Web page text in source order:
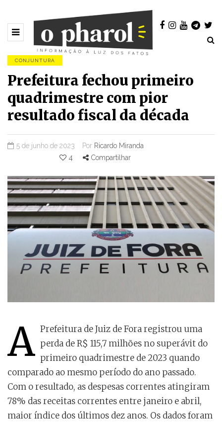
CONJUNTURA
Prefeitura fechou primeiro
quadrimestre com pior
resultado fiscal da década
5 de junho de 2023 Por Ricardo Miranda
4
Compartilhar
A Prefeitura de Juiz de Fora registrou uma
perda de R$ 115,7 milhões no superávit do
primeiro quadrimestre de 2023 quando
comparado ao mesmo período do ano passado.
Com o resultado, as despesas correntes atingiram
78% das receitas correntes entre janeiro e abril,
maior índice dos últimos dez anos. Os dados foram